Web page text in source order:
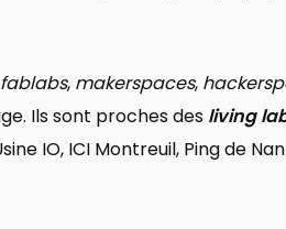
fablabs, makerspaces,
Ils sont proches des living
IO, ICI Montreuil, Ping de